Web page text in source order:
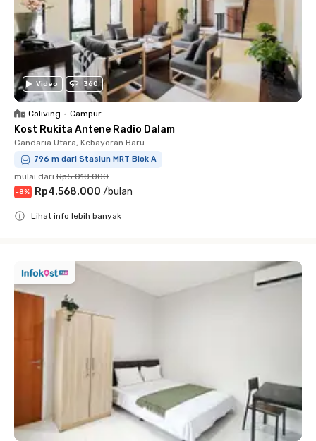
Video 360
Coliving • Campur
Kost Rukita Antene Radio Dalam
Gandaria Utara, Kebayoran Baru
796 m dari Stasiun MRT Blok A
mulai dari Rp5.018.000
-8% Rp4.568.000 /bulan
Lihat info lebih banyak